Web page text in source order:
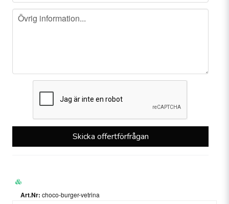
message
Övrig information...
Skicka offertförfrågan
choco-burger-vetrina